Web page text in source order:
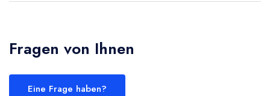
Fragen von Ihnen
Eine Frage haben?